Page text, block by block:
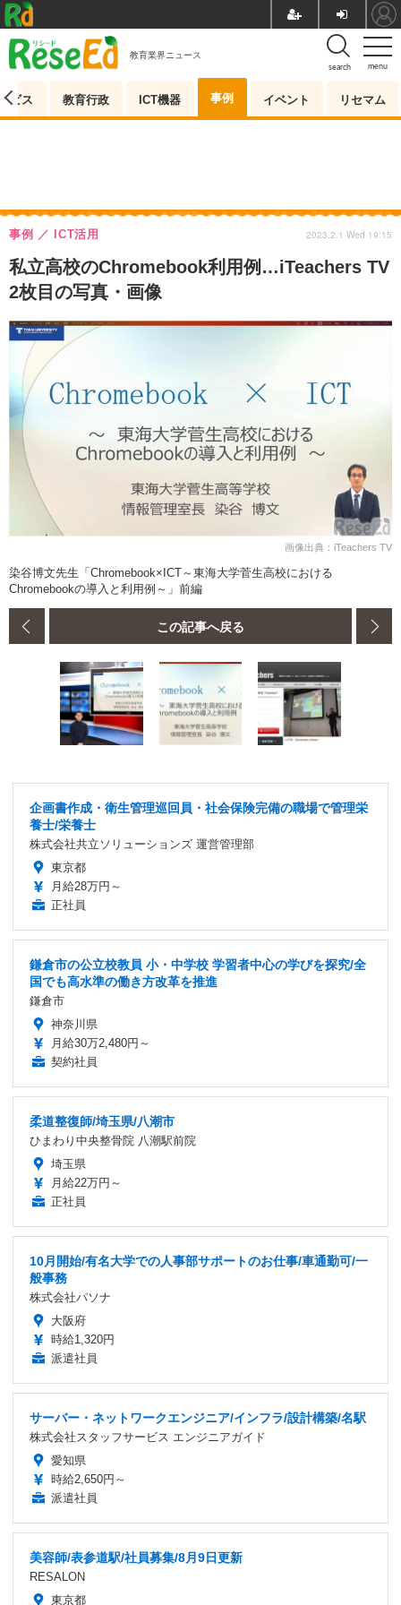
menu
search
教育業界ニュース
ビス 教育行政 ICT機器 事例 イベント リセマム
私立高校のChromebook利用例…iTeachers TV
2枚目の写真・画像
事例 ICT活用 2023.2.1 Wed 19:15
画像出典：iTeachers TV
染谷博文先生「Chromebook×ICT～東海大学菅生高校における
Chromebookの導入と利用例～」前編
この記事へ戻る
企画書作成・衛生管理巡回員・社会保険完備の職場で管理栄
養士/栄養士
株式会社共立ソリューションズ 運営管理部
東京都
月給28万円～
正社員
鎌倉市の公立校教員 小・中学校 学習者中心の学びを探究/全
国でも高水準の働き方改革を推進
鎌倉市
神奈川県
月給30万2,480円～
契約社員
柔道整復師/埼玉県/八潮市
ひまわり中央整骨院 八潮駅前院
埼玉県
月給22万円～
正社員
10月開始/有名大学での人事部サポートのお仕事/車通勤可/一
般事務
株式会社パソナ
大阪府
時給1,320円
派遣社員
サーバー・ネットワークエンジニア/インフラ/設計構築/名駅
株式会社スタッフサービス エンジニアガイド
愛知県
時給2,650円～
派遣社員
美容師/表参道駅/社員募集/8月9日更新
RESALON
東京都